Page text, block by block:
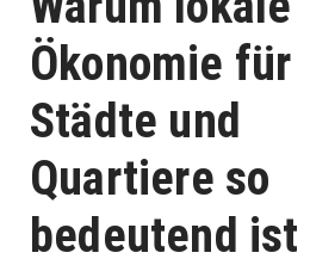
Ökonomie für
Städte und
Quartiere so
bedeutend ist